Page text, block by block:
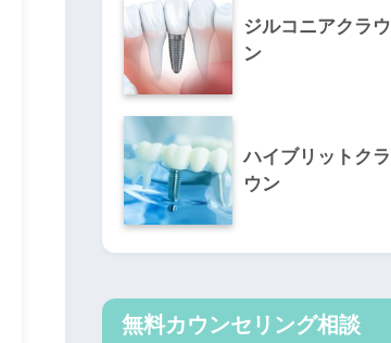
ジルコニアクラウ
ン
ハイブリットクラ
ウン
無料カウンセリング相談